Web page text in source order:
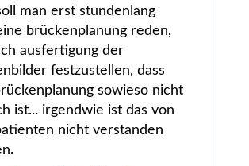
man erst stundenlang
brückenplanung reden,
ausfertigung der
festzustellen, dass
sowieso nicht
ist... irgendwie ist das von
nicht verstanden